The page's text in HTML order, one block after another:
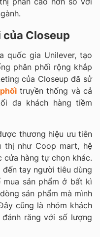
Closeup
quốc gia Unilever, tạo
phân phối rộng khắp
của Closeup đã sử
truyền thống và cả
đa khách hàng tiềm
thương hiệu ưu tiên
thị như Coop mart, hệ
cửa hàng tự chọn khác.
tay người tiêu dùng
sản phẩm ở bất kì
sản phẩm mà mình
cũng là nhóm khách
răng với số lượng